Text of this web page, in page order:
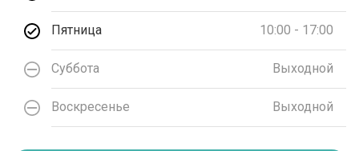
Пятница 10:00 - 17:00
Суббота Выходной
Воскресенье Выходной